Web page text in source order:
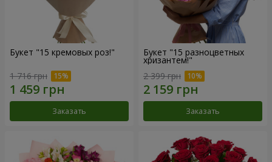
Букет "15 кремовых роз!"
1 716 грн
Заказать
Букет "15 разноцветных
хризантем!"
2 399 грн
Заказать